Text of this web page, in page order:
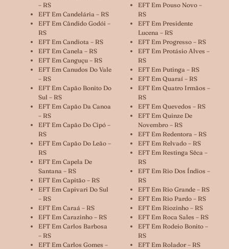
– RS
EFT Em Candelária – RS
EFT Em Cândido Godói –
RS
EFT Em Candiota – RS
EFT Em Canela – RS
EFT Em Canguçu – RS
EFT Em Canudos Do Vale
– RS
EFT Em Capão Bonito Do
Sul – RS
EFT Em Capão Da Canoa
– RS
EFT Em Capão Do Cipó –
RS
EFT Em Capão Do Leão –
RS
EFT Em Capela De
Santana – RS
EFT Em Capitão – RS
EFT Em Capivari Do Sul
– RS
EFT Em Caraá – RS
EFT Em Carazinho – RS
EFT Em Carlos Barbosa
– RS
EFT Em Carlos Gomes –
EFT Em Pouso Novo –
RS
EFT Em Presidente
Lucena – RS
EFT Em Progresso – RS
EFT Em Protásio Alves –
RS
EFT Em Putinga – RS
EFT Em Quaraí – RS
EFT Em Quatro Irmãos –
RS
EFT Em Quevedos – RS
EFT Em Quinze De
Novembro – RS
EFT Em Redentora – RS
EFT Em Relvado – RS
EFT Em Restinga Sêca –
RS
EFT Em Rio Dos Índios –
RS
EFT Em Rio Grande – RS
EFT Em Rio Pardo – RS
EFT Em Riozinho – RS
EFT Em Roca Sales – RS
EFT Em Rodeio Bonito –
RS
EFT Em Rolador – RS